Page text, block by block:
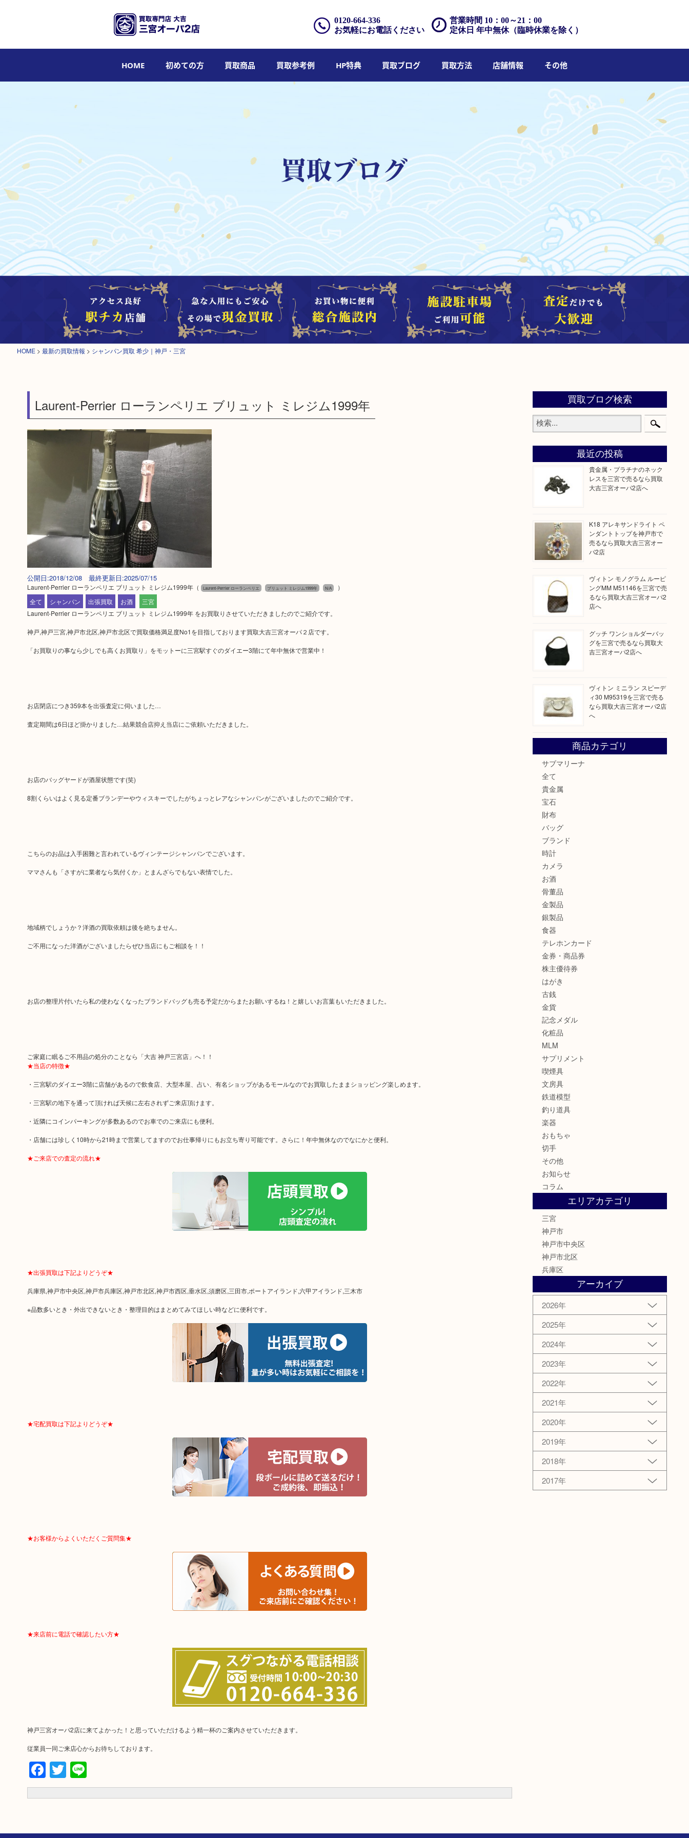
営業時間 10：00～21：00
定休日 年中無休（臨時休業を除く）
0120-664-336
お気軽にお電話ください
HOME 初めての方 買取商品 買取参考例 HP特典 買取ブログ 買取方法 店舗情報 その他
HOME > 最新の買取情報 > シャンパン買取 希少｜神戸・三宮
Laurent-Perrier ローランペリエ ブリュット ミレジム1999年
公開日:2018/12/08 最終更新日:2025/07/15
Laurent-Perrier ローランペリエ ブリュット ミレジム1999年（ Laurent-Perrier ローランペリエ ブリュット ミレジム1999年 N/A
）
全て
シャンパン 出張買取 お酒
三宮
Laurent-Perrier ローランペリエ ブリュット ミレジム1999年 をお買取りさせていただきましたのでご紹介です。
神戸,神戸三宮,神戸市北区,神戸市北区で買取価格満足度No1を目指しております買取大吉三宮オーパ２店です。
「お買取りの事なら少しでも高くお買取り」をモットーに三宮駅すぐのダイエー3階にて年中無休で営業中！
お店閉店につき359本を出張査定に伺いました…
査定期間は6日ほど掛かりました…結果競合店抑え当店にご依頼いただきました。
お店のバッグヤードが酒屋状態です(笑)
8割くらいはよく見る定番ブランデーやウィスキーでしたがちょっとレアなシャンパンがございましたのでご紹介です。
こちらのお品は入手困難と言われているヴィンテージシャンパンでございます。
ママさんも「さすがに業者なら気付くか」とまんざらでもない表情でした。
地域柄でしょうか？洋酒の買取依頼は後を絶ちません。
ご不用になった洋酒がございましたらぜひ当店にもご相談を！！
お店の整理片付いたら私の使わなくなったブランドバッグも売る予定だからまたお願いするね！と嬉しいお言葉もいただきました。
ご家庭に眠るご不用品の処分のことなら「大吉 神戸三宮店」へ！！
★当店の特徴★
・三宮駅のダイエー3階に店舗があるので飲食店、大型本屋、占い、有名ショップがあるモールなのでお買取したままショッピング楽しめます。
・三宮駅の地下を通って頂ければ天候に左右されずご来店頂けます。
・近隣にコインパーキングが多数あるのでお車でのご来店にも便利。
・店舗には珍しく10時から21時まで営業してますのでお仕事帰りにもお立ち寄り可能です。さらに！年中無休なのでなにかと便利。
★ご来店での査定の流れ★
★出張買取は下記よりどうぞ★
兵庫県,神戸市中央区,神戸市兵庫区,神戸市北区,神戸市西区,垂水区,須磨区,三田市,ポートアイランド,六甲アイランド,三木市
※品数多いとき・外出できないとき・整理目的はまとめてみてほしい時などに便利です。
★宅配買取は下記よりどうぞ★
★お客様からよくいただくご質問集★
★来店前に電話で確認したい方★
神戸三宮オーパ2店に来てよかった！と思っていただけるよう精一杯のご案内させていただきます。
従業員一同ご来店心からお待ちしております。
Facebook
Twitter
Line
買取ブログ検索
最近の投稿
貴金属・プラチナのネック
レスを三宮で売るなら買取
大吉三宮オーパ2店へ
K18 アレキサンドライト ペ
ンダントトップを神戸市で
売るなら買取大吉三宮オー
パ2店
ヴィトン モノグラム ルーピ
ングMM M51146を三宮で売
るなら買取大吉三宮オーパ2
店へ
グッチ ワンショルダーバッ
グを三宮で売るなら買取大
吉三宮オーパ2店へ
ヴィトン ミニラン スピーデ
ィ30 M95319を三宮で売る
なら買取大吉三宮オーパ2店
へ
商品カテゴリ
サブマリーナ
全て
貴金属
宝石
財布
バッグ
ブランド
時計
カメラ
お酒
骨董品
金製品
銀製品
食器
テレホンカード
金券・商品券
株主優待券
はがき
古銭
金貨
記念メダル
化粧品
MLM
サプリメント
喫煙具
文房具
鉄道模型
釣り道具
楽器
おもちゃ
切手
その他
お知らせ
コラム
エリアカテゴリ
三宮
神戸市
神戸市中央区
神戸市北区
兵庫区
アーカイブ
2026年
2025年
2024年
2023年
2022年
2021年
2020年
2019年
2018年
2017年